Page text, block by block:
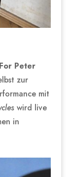
Peter
zur
mit
wird live
in